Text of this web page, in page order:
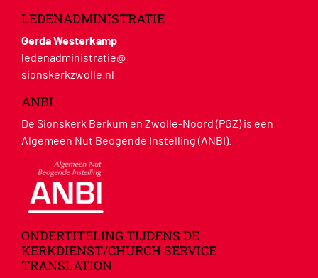
LEDENADMINISTRATIE
Gerda Westerkamp
ledenadministratie@
sionskerkzwolle.nl
ANBI
De Sionskerk Berkum en Zwolle-Noord (PGZ) is een
Algemeen Nut Beogende Instelling (ANBI).
ONDERTITELING TIJDENS DE
KERKDIENST/CHURCH SERVICE
TRANSLATION